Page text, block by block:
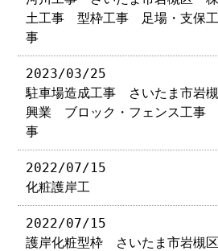
土工事 型枠工事 足場・支保
事
2023/03/25
駐車場造成工事 さいたま市岩
興業 ブロック・フェンス工
事
2022/07/15
化粧護岸工
2022/07/15
護岸化粧型枠 さいたま市岩槻